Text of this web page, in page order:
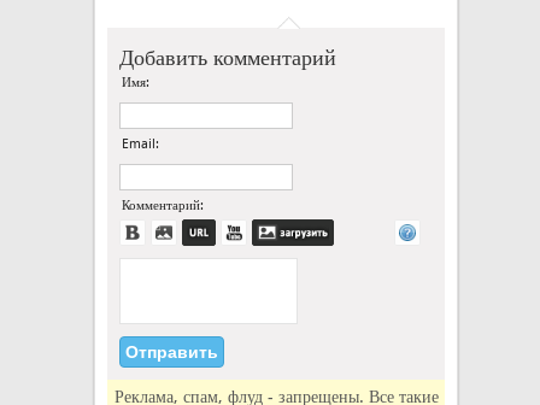
Добавить комментарий
Имя:
Email:
Комментарий:
Реклама, спам, флуд - запрещены. Все такие